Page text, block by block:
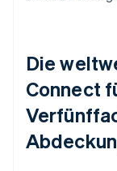
Die
Connect